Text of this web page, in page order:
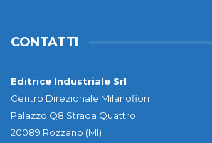
CONTATTI
Editrice Industriale Srl
Centro Direzionale Milanofiori
Palazzo Q8 Strada Quattro
20089 Rozzano (MI)